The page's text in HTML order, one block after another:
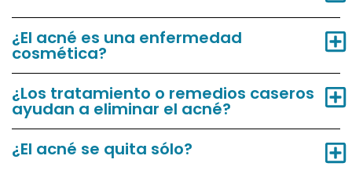
¿El acné es una enfermedad
cosmética?
¿Los tratamiento o remedios caseros
ayudan a eliminar el acné?
¿El acné se quita sólo?